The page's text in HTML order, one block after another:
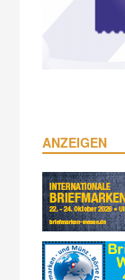
ANZEIGEN